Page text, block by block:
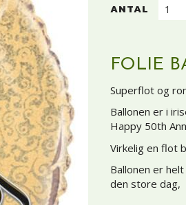
ANTAL
FOLIE
Superflot og
Ballonen er i
Happy 50th
Virkelig en flot
Ballonen er
den store dag,